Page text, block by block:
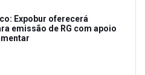
Expobur oferecerá
emissão de RG com apoio